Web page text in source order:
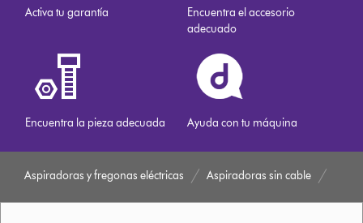
Activa tu garantía
Encuentra el accesorio
adecuado
Encuentra la pieza adecuada Ayuda con tu máquina
Aspiradoras y fregonas eléctricas Aspiradoras sin cable